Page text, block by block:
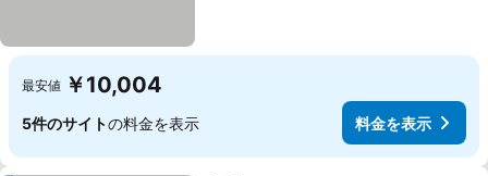
最安値 ￥10,004
5件のサイトの料金を表示 料金を表示